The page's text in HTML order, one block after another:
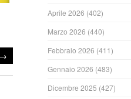
→
Aprile 2026 (402)
Marzo 2026 (440)
Febbraio 2026 (411)
Gennaio 2026 (483)
Dicembre 2025 (427)